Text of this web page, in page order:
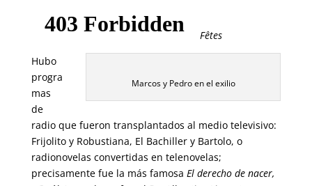
Fêtes
Marcos y Pedro en el exilio
Hubo
progra
mas
de
radio que fueron transplantados al medio televisivo:
Frijolito y Robustiana, El Bachiller y Bartolo, o
radionovelas convertidas en telenovelas;
precisamente fue la más famosa El derecho de nacer,